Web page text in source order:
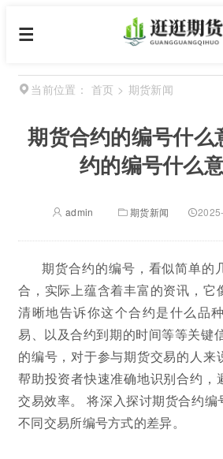
当前位置： 首页 > 期货新闻
期货合约的编号什么
约的编号什么
admin 期货新闻
期货合约的编号，看似简单的
合，实际上蕴含着丰富的资讯，它
清晰地告诉你这个合约是什么品
易、以及合约到期的时间等等关键
的编号，对于参与期货交易的人来
帮助投资者快速准确地识别合约，
交易效率。 将深入探讨期货合约编
不同交易所编号方式的差异。